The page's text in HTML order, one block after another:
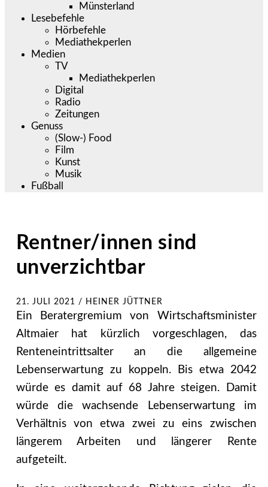
Münsterland
Lesebefehle
Hörbefehle
Mediathekperlen
Medien
TV
Mediathekperlen
Digital
Radio
Zeitungen
Genuss
(Slow-) Food
Film
Kunst
Musik
Fußball
Rentner/innen sind
unverzichtbar
21. JULI 2021 / HEINER JÜTTNER
Ein Beratergremium von Wirtschaftsminister
Altmaier hat kürzlich vorgeschlagen, das
Renteneintrittsalter an die allgemeine
Lebenserwartung zu koppeln. Bis etwa 2042
würde es damit auf 68 Jahre steigen. Damit
würde die wachsende Lebenserwartung im
Verhältnis von etwa zwei zu eins zwischen
längerem Arbeiten und längerer Rente
aufgeteilt.